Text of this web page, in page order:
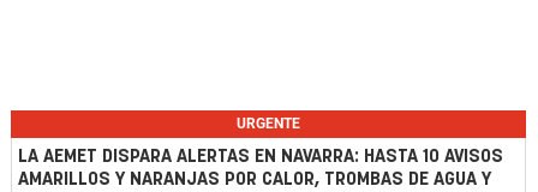
URGENTE
LA AEMET DISPARA ALERTAS EN NAVARRA: HASTA 10 AVISOS
AMARILLOS Y NARANJAS POR CALOR, TROMBAS DE AGUA Y